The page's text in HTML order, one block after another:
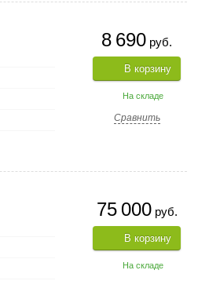
8 690 руб.
В корзину
На складе
Сравнить
75 000руб.
В корзину
На складе